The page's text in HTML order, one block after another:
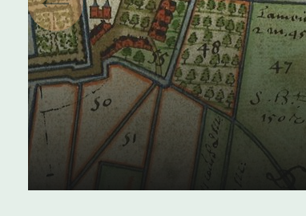
Geschiedenis van het
Westland
04 juni 2024
Vorige